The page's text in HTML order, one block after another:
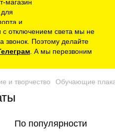
с отключением света мы не
звонок. Поэтому делайте
. А мы перезвоним
и творчество Обучающие
По популярности